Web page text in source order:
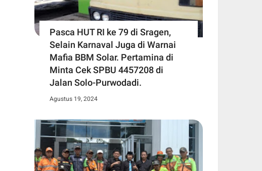
Pasca HUT RI ke 79 di Sragen,
Selain Karnaval Juga di Warnai
Mafia BBM Solar. Pertamina di
Minta Cek SPBU 4457208 di
Jalan Solo-Purwodadi.
Agustus 19, 2024